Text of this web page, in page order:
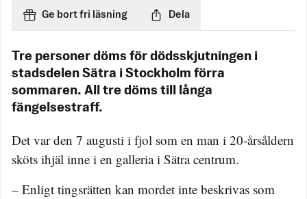
Ge bort fri läsning Dela
Tre personer döms för dödsskjutningen i
stadsdelen Sätra i Stockholm förra
sommaren. All tre döms till långa
fängelsestraff.
Det var den 7 augusti i fjol som en man i 20-årsåldern
sköts ihjäl inne i en galleria i Sätra centrum.
– Enligt tingsrätten kan mordet inte beskrivas som